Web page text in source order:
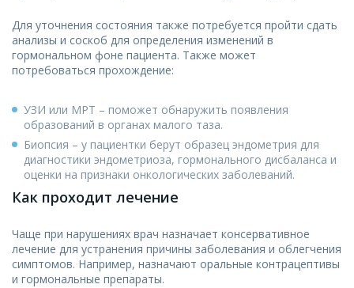
Для уточнения состояния также потребуется пройти сдать
анализы и соскоб для определения изменений в
гормональном фоне пациента. Также может
потребоваться прохождение:
УЗИ или МРТ – поможет обнаружить появления
образований в органах малого таза.
Биопсия – у пациентки берут образец эндометрия для
диагностики эндометриоза, гормонального дисбаланса и
оценки на признаки онкологических заболеваний.
Как проходит лечение
Чаще при нарушениях врач назначает консервативное
лечение для устранения причины заболевания и облегчения
симптомов. Например, назначают оральные контрацептивы
и гормональные препараты.